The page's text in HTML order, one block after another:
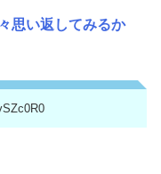
思い返してみるか